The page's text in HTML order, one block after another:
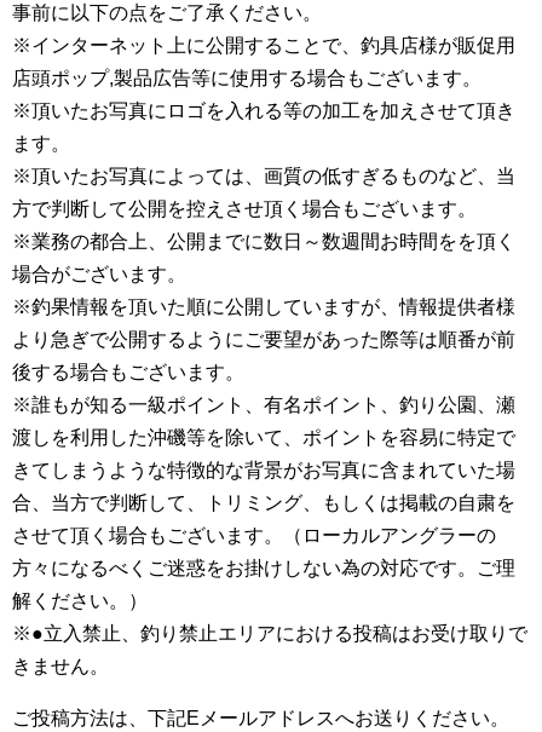
事前に以下の点をご了承ください。
※インターネット上に公開することで、釣具店様が販促用
店頭ポップ,製品広告等に使用する場合もございます。
※頂いたお写真にロゴを入れる等の加工を加えさせて頂き
ます。
※頂いたお写真によっては、画質の低すぎるものなど、当
方で判断して公開を控えさせ頂く場合もございます。
※業務の都合上、公開までに数日～数週間お時間をを頂く
場合がございます。
※釣果情報を頂いた順に公開していますが、情報提供者様
より急ぎで公開するようにご要望があった際等は順番が前
後する場合もございます。
※誰もが知る一級ポイント、有名ポイント、釣り公園、瀬
渡しを利用した沖磯等を除いて、ポイントを容易に特定で
きてしまうような特徴的な背景がお写真に含まれていた場
合、当方で判断して、トリミング、もしくは掲載の自粛を
させて頂く場合もございます。（ローカルアングラーの
方々になるべくご迷惑をお掛けしない為の対応です。ご理
解ください。）
※●立入禁止、釣り禁止エリアにおける投稿はお受け取りで
きません。
ご投稿方法は、下記Eメールアドレスへお送りください。